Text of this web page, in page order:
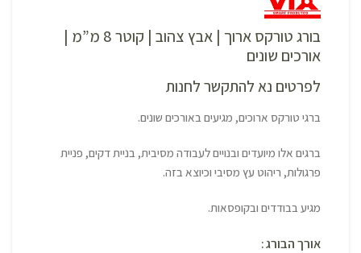
בורג טורקס ארוך | אבץ צהוב | קוטר 8 מ”מ |
אורכים שונים
לפרטים נא להתקשר לחנות
ברגי טורקס ארוכים, מגיעים באורכים שונים.
ברגים אלו מיועדים ובנויים לעבודה מסיבית, בניית דקים, פניית
פרגולות, ריהוט עץ מסיבי וכיוצא בזה.
מגיע בבודדים ובקופסאות.
אורך הבורג